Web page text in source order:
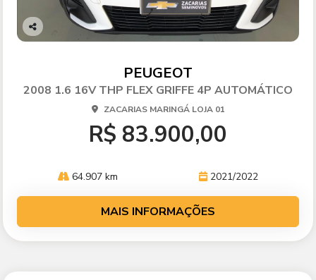
Co
PEUGEOT
2008 1.6 16V THP FLEX GRIFFE 4P AUTOMÁTICO
ZACARIAS MARINGÁ LOJA 01
R$ 83.900,00
64.907 km 2021/2022
MAIS INFORMAÇÕES